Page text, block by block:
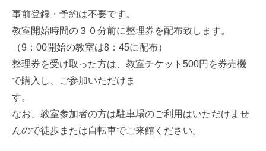
事前登録・予約は不要です。
教室開始時間の３０分前に整理券を配布致します。
（9：00開始の教室は8：45に配布）
整理券を受け取った方は、教室チケット500円を券売機
で購入し、ご参加いただけま
す。
なお、教室参加者の方は駐車場のご利用はいただけませ
んので徒歩または自転車でご来館ください。